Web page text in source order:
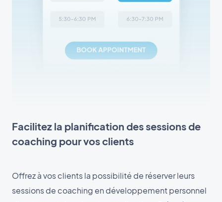
Facilitez la planification des sessions de
coaching pour vos clients
Offrez à vos clients la possibilité de réserver leurs
sessions de coaching en développement personnel